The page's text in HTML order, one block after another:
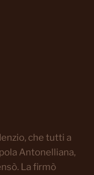
che tutti a
Antonelliana,
La firmò